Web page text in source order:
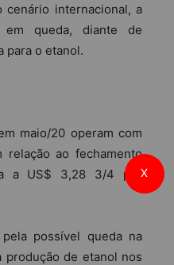
cenário internacional, a
em queda, diante de
para o etanol.
maio/20 operam com
relação ao fechamento
a US$ 3,28 3/4 por
possível queda na
produção de etanol nos
X